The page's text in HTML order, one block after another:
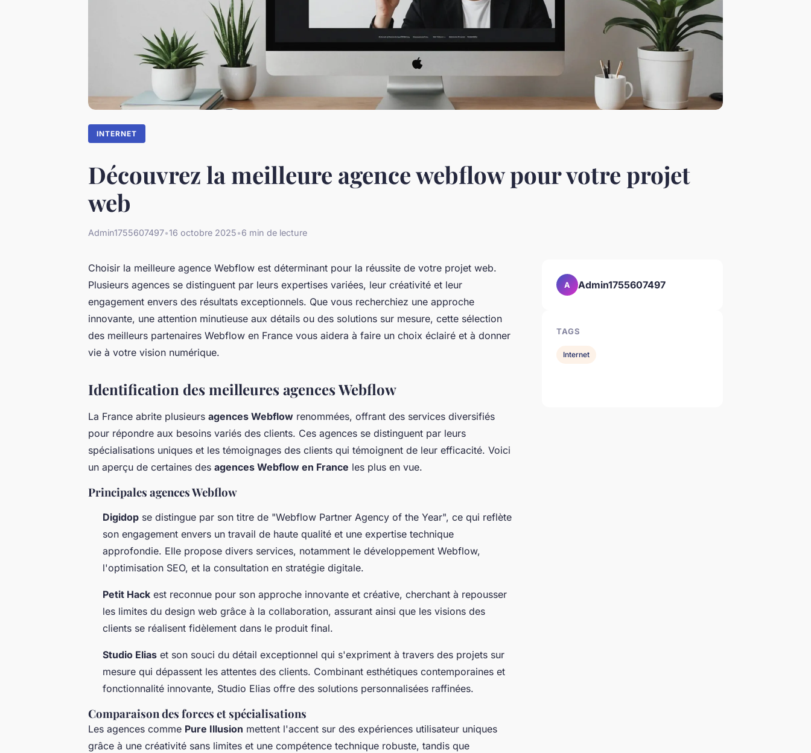
INTERNET
Découvrez la meilleure agence webflow pour votre projet
web
Admin1755607497•16 octobre 2025•6 min de lecture
Choisir la meilleure agence Webflow est déterminant pour la réussite de votre projet web.
Plusieurs agences se distinguent par leurs expertises variées, leur créativité et leur
engagement envers des résultats exceptionnels. Que vous recherchiez une approche
innovante, une attention minutieuse aux détails ou des solutions sur mesure, cette sélection
des meilleurs partenaires Webflow en France vous aidera à faire un choix éclairé et à donner
vie à votre vision numérique.
Identification des meilleures agences Webflow
La France abrite plusieurs agences Webflow renommées, offrant des services diversifiés
pour répondre aux besoins variés des clients. Ces agences se distinguent par leurs
spécialisations uniques et les témoignages des clients qui témoignent de leur efficacité. Voici
un aperçu de certaines des agences Webflow en France les plus en vue.
Principales agences Webflow
Digidop se distingue par son titre de "Webflow Partner Agency of the Year", ce qui reflète
son engagement envers un travail de haute qualité et une expertise technique
approfondie. Elle propose divers services, notamment le développement Webflow,
l'optimisation SEO, et la consultation en stratégie digitale.
Petit Hack est reconnue pour son approche innovante et créative, cherchant à repousser
les limites du design web grâce à la collaboration, assurant ainsi que les visions des
clients se réalisent fidèlement dans le produit final.
Studio Elias et son souci du détail exceptionnel qui s'expriment à travers des projets sur
mesure qui dépassent les attentes des clients. Combinant esthétiques contemporaines et
fonctionnalité innovante, Studio Elias offre des solutions personnalisées raffinées.
Comparaison des forces et spécialisations
Les agences comme Pure Illusion mettent l'accent sur des expériences utilisateur uniques
grâce à une créativité sans limites et une compétence technique robuste, tandis que
A Admin1755607497
TAGS
Internet